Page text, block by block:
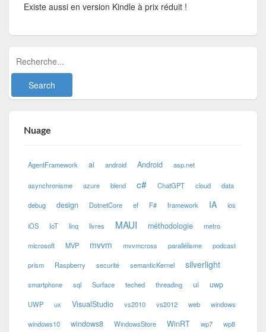
Existe aussi en version Kindle à prix réduit !
Nuage
AgentFramework ai android Android asp.net
asynchronisme azure blend c# ChatGPT cloud data
debug design DotnetCore ef F# framework IA ios
iOS IoT linq livres MAUI méthodologie metro
microsoft MVP mvvm mvvmcross parallélisme podcast
prism Raspberry securité semanticKernel silverlight
smartphone sql Surface teched threading ui uwp
UWP ux VisualStudio vs2010 vs2012 web windows
windows10 windows8 WindowsStore WinRT wp7 wp8